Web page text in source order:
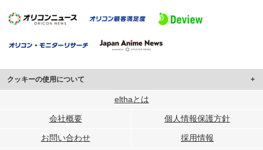
クッキーの使用について
このサイトでは Cookie を使用して、ユーザーに合わせたコンテンツや広告の
行っています。
メディアや広告配信、データ解析の各パートナーに提供しています。
elthaとは
会社概要 個人情報保護方針
お問い合わせ
採用情報